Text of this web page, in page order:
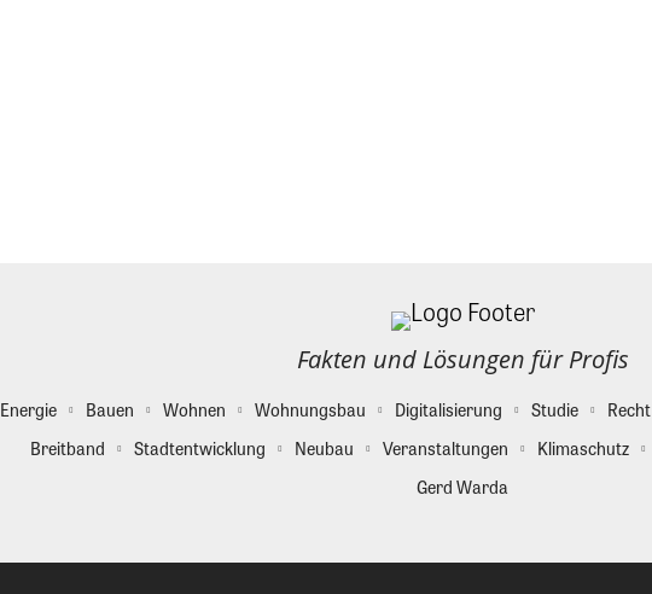
Fakten und Lösungen für Profis
Energie Bauen Wohnen Wohnungsbau Digitalisierung Studie Recht
Breitband
Stadtentwicklung Neubau Veranstaltungen Klimaschutz
Gerd Warda